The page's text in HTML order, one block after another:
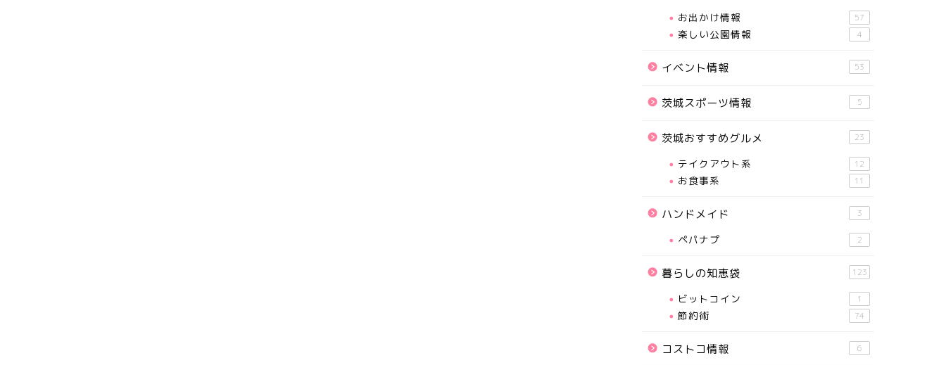
お出かけ情報 57
楽しい公園情報 4
イベント情報 53
茨城スポーツ情報 5
茨城おすすめグルメ 23
テイクアウト系 12
お食事系 11
ハンドメイド 3
ペパナプ 2
暮らしの知恵袋 123
ビットコイン 1
節約術 74
コストコ情報 6